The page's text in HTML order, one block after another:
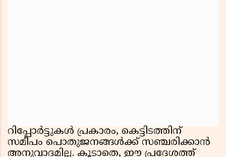
റിപ്പോര്‍ട്ടുകള്‍ പ്രകാരം, കെട്ടിടത്തിന്
സമീപം പൊതുജനങ്ങള്‍ക്ക് സഞ്ചരിക്കാന്‍
അനുവാദമില്ല. കൂടാതെ, ഈ പ്രദേശത്ത്